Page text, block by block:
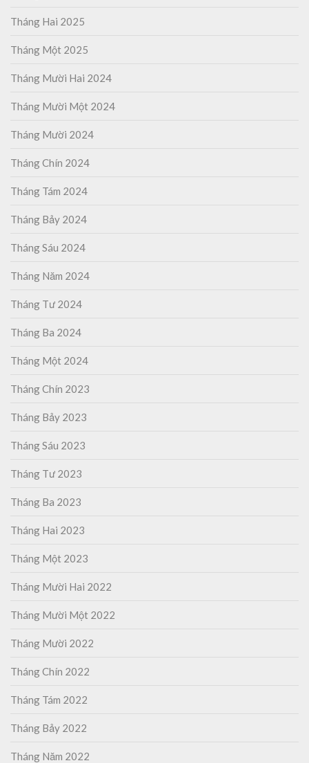
Tháng Hai 2025
Tháng Một 2025
Tháng Mười Hai 2024
Tháng Mười Một 2024
Tháng Mười 2024
Tháng Chín 2024
Tháng Tám 2024
Tháng Bảy 2024
Tháng Sáu 2024
Tháng Năm 2024
Tháng Tư 2024
Tháng Ba 2024
Tháng Một 2024
Tháng Chín 2023
Tháng Bảy 2023
Tháng Sáu 2023
Tháng Tư 2023
Tháng Ba 2023
Tháng Hai 2023
Tháng Một 2023
Tháng Mười Hai 2022
Tháng Mười Một 2022
Tháng Mười 2022
Tháng Chín 2022
Tháng Tám 2022
Tháng Bảy 2022
Tháng Năm 2022